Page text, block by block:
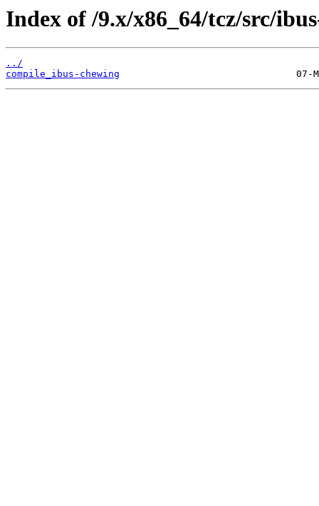
Index of /9.x/x86_64/tcz/src/
../
compile_ibus-chewing